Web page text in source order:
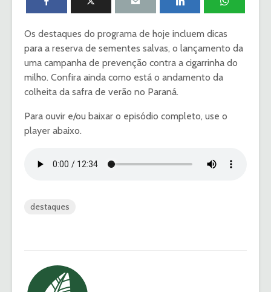
Os destaques do programa de hoje incluem dicas
para a reserva de sementes salvas, o lançamento da
uma campanha de prevenção contra a cigarrinha do
milho. Confira ainda como está o andamento da
colheita da safra de verão no Paraná.
Para ouvir e/ou baixar o episódio completo, use o
player abaixo.
destaques